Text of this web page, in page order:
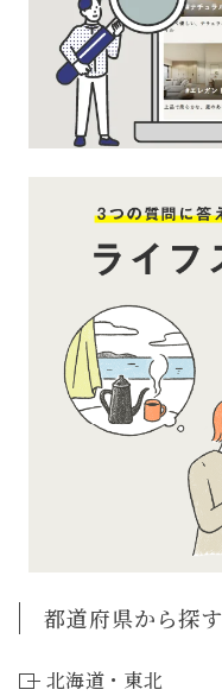
都道府県から探す
北海道・東北